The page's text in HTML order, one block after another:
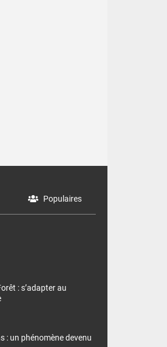
Populaires
: s’adapter au
: un phénomène devenu